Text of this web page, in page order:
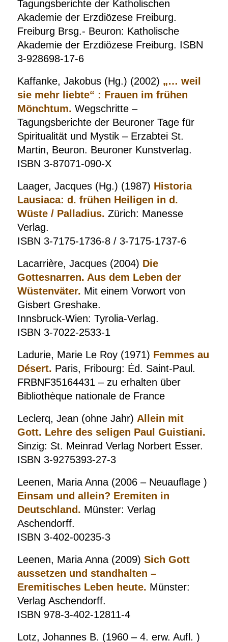
Tagungsberichte der Katholischen
Akademie der Erzdiözese Freiburg.
Freiburg Brsg.- Beuron: Katholische
Akademie der Erzdiözese Freiburg. ISBN
3-928698-17-6
Kaffanke, Jakobus (Hg.) (2002) „… weil
sie mehr liebte“ : Frauen im frühen
Mönchtum. Wegschritte –
Tagungsberichte der Beuroner Tage für
Spiritualität und Mystik – Erzabtei St.
Martin, Beuron. Beuroner Kunstverlag.
ISBN 3-87071-090-X
Laager, Jacques (Hg.) (1987) Historia
Lausiaca: d. frühen Heiligen in d.
Wüste / Palladius. Zürich: Manesse
Verlag.
ISBN 3-7175-1736-8 / 3-7175-1737-6
Lacarrière, Jacques (2004) Die
Gottesnarren. Aus dem Leben der
Wüstenväter. Mit einem Vorwort von
Gisbert Greshake.
Innsbruck-Wien: Tyrolia-Verlag.
ISBN 3-7022-2533-1
Ladurie, Marie Le Roy (1971) Femmes au
Désert. Paris, Fribourg: Éd. Saint-Paul.
FRBNF35164431 – zu erhalten über
Bibliothèque nationale de France
Leclerq, Jean (ohne Jahr) Allein mit
Gott. Lehre des seligen Paul Guistiani.
Sinzig: St. Meinrad Verlag Norbert Esser.
ISBN 3-9275393-27-3
Leenen, Maria Anna (2006 – Neuauflage )
Einsam und allein? Eremiten in
Deutschland. Münster: Verlag
Aschendorff.
ISBN 3-402-00235-3
Leenen, Maria Anna (2009) Sich Gott
aussetzen und standhalten –
Eremitisches Leben heute. Münster:
Verlag Aschendorff.
ISBN 978-3-402-12811-4
Lotz, Johannes B. (1960 – 4. erw. Aufl. )